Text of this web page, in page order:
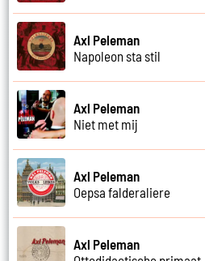
Axl Peleman
Napoleon sta stil
Axl Peleman
Niet met mij
Axl Peleman
Oepsa falderaliere
Axl Peleman